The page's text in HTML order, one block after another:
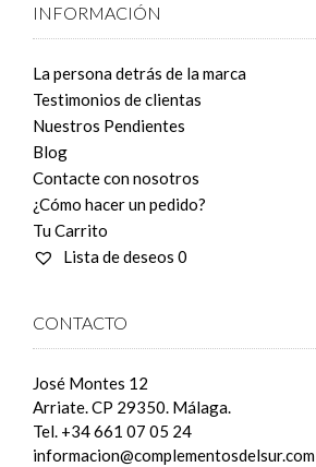
INFORMACIÓN
La persona detrás de la marca
Testimonios de clientas
Nuestros Pendientes
Blog
Contacte con nosotros
¿Cómo hacer un pedido?
Tu Carrito
Lista de deseos 0
CONTACTO
José Montes 12
Arriate. CP 29350. Málaga.
Tel. +34 661 07 05 24
informacion@complementosdelsur.com